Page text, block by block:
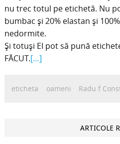
nu trec totul pe etichetă. Nu
bumbac și 20% elastan și
nedormite.
Și totuși EI pot să pună
FĂCUT.[…]
eticheta oameni Radu f
ARTICOLE